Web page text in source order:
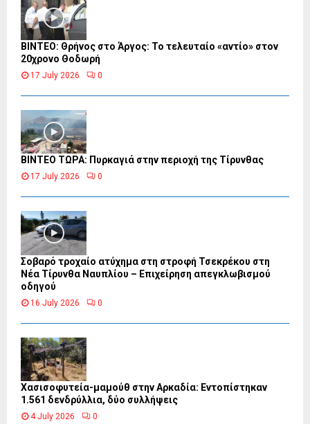
ΒΙΝΤΕΟ: Θρήνος στο Άργος: Το τελευταίο «αντίο» στον
20χρονο Θοδωρή
17 July 2026 0
ΒΙΝΤΕΟ ΤΩΡΑ: Πυρκαγιά στην περιοχή της Τίρυνθας
17 July 2026 0
Σοβαρό τροχαίο ατύχημα στη στροφή Τσεκρέκου στη
Νέα Τίρυνθα Ναυπλίου – Επιχείρηση απεγκλωβισμού
οδηγού
16 July 2026 0
Χασισοφυτεία-μαμούθ στην Αρκαδία: Εντοπίστηκαν
1.561 δενδρύλλια, δύο συλλήψεις
4 July 2026 0